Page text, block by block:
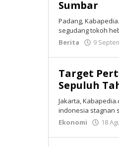
Sumbar
Padang,
segudang tokoh
Berita
9
Target
Sepuluh
Jakarta,
indonesia stagnan
Ekonomi
18